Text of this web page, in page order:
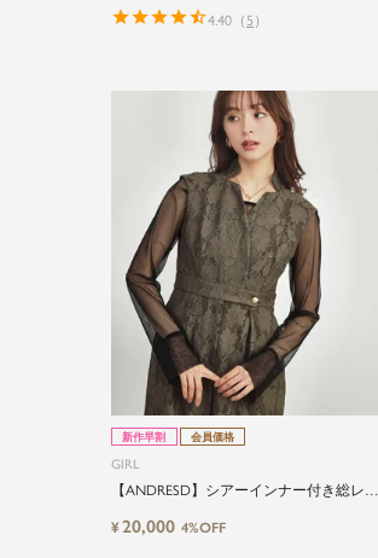
4.40 （ 5 ）
新作早割 会員価格
GIRL
【ANDRESD】シアーインナー付き総レー
ンワンドレス
¥20,000 4%OFF